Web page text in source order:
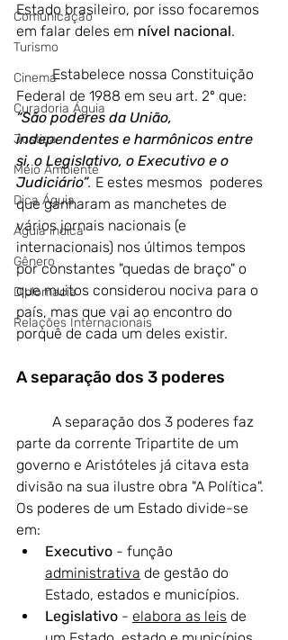
Comunicação
Turismo
Cinema
Curadoria Águia
Justiça
Meio Ambiente
Dica Águia
Águia indica
Gênero
Diplomacia
Relações Internacionais
Estado brasileiro, por isso focaremos
em falar deles em nível nacional.
	Estabelece nossa Constituição
Federal de 1988 em seu art. 2º que:
“São poderes da União,
independentes e harmônicos entre
si, o Legislativo, o Executivo e o
Judiciário”. E estes mesmos  poderes
que ganharam as manchetes de
vários jornais nacionais (e
internacionais) nos últimos tempos
por constantes "quedas de braço" o
que muitos considerou nociva para o
país, mas que vai ao encontro do
porquê de cada um deles existir.
A separação dos 3 poderes
A separação dos 3 poderes faz
parte da corrente Tripartite de um
governo e Aristóteles já citava esta
divisão na sua ilustre obra "A Política".
Os poderes de um Estado divide-se
em:
Executivo - função
administrativa de gestão do
Estado, estados e municípios.
Legislativo - elabora as leis de